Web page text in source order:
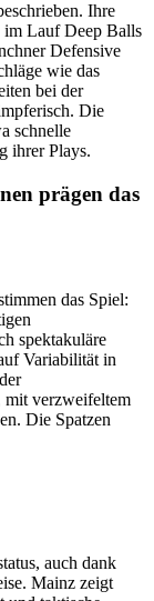
Ihre
im Lauf Deep Balls
Defensive
wie das
bei der
Die
schnelle
ihrer Plays.
prägen das
das Spiel:
spektakuläre
Variabilität in
mit verzweifeltem
Die Spatzen
auch dank
Mainz zeigt